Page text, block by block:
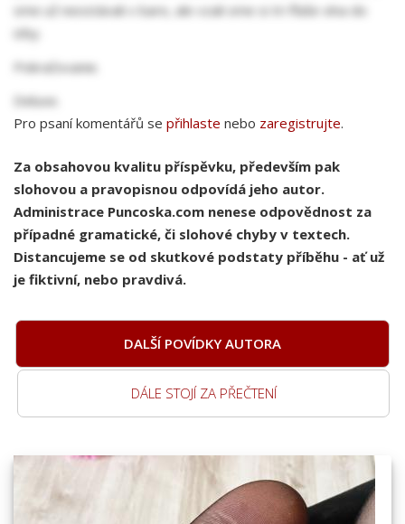
sme už neostávali v bare, ale vzali sme si tri fľaše vína do
izby.
Pokračovanie.
Deluxe.
Pro psaní komentářů se přihlaste nebo zaregistrujte.
Za obsahovou kvalitu příspěvku, především pak
slohovou a pravopisnou odpovídá jeho autor.
Administrace Puncoska.com nenese odpovědnost za
případné gramatické, či slohové chyby v textech.
Distancujeme se od skutkové podstaty příběhu - ať už
je fiktivní, nebo pravdivá.
DALŠÍ POVÍDKY AUTORA
DÁLE STOJÍ ZA PŘEČTENÍ